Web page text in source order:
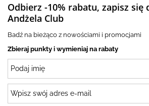
Odbierz -10% rabatu, zapisz się
Andżela Club
Badź na bieżąco z nowościami i promocjami
Zbieraj punkty i wymieniaj na rabaty